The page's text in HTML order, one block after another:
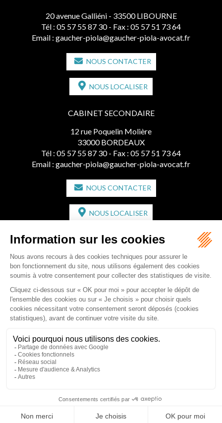
20 avenue Galliéni - 33500 LIBOURNE
Tél : 05 57 55 87 30 - Fax : 05 57 51 73 64
Email : gaucher-piola@gaucher-piola-avocat.fr
NOUS CONTACTER
NOUS LOCALISER
CABINET SECONDAIRE
12 rue Poquelin Molière
33000 BORDEAUX
Tél : 05 57 55 87 30 - Fax : 05 57 51 73 64
Email : gaucher-piola@gaucher-piola-avocat.fr
NOUS CONTACTER
NOUS LOCALISER
CABINET SECONDAIRE
2 bis Avenue de l'Europe
33350 ST MAGNE-DE-CASTILLON
Tél :05 57 55 87 30 - Fax : 05 57 51 73 64
Email :gaucher-piola@gaucher-piola-avocat.fr
NOUS CONTACTER
NOUS LOCALISER
Honoraires Plan du site Mentions légales
Septeo Digital & Services © 2019